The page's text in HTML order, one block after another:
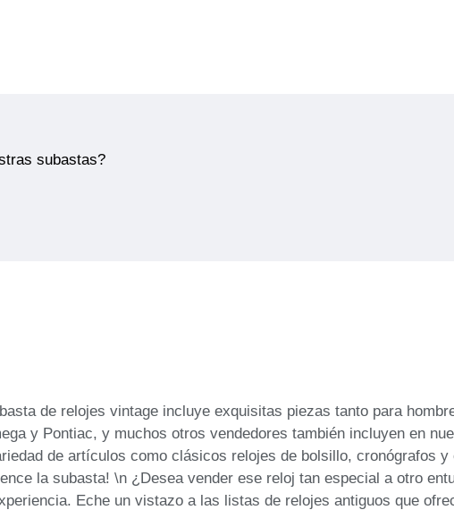
subastas?
de relojes vintage incluye exquisitas piezas tanto para
y Pontiac, y muchos otros vendedores también incluyen en
de artículos como clásicos relojes de bolsillo, cronógrafos y
la subasta! \n ¿Desea vender ese reloj tan especial a otro
Eche un vistazo a las listas de relojes antiguos que